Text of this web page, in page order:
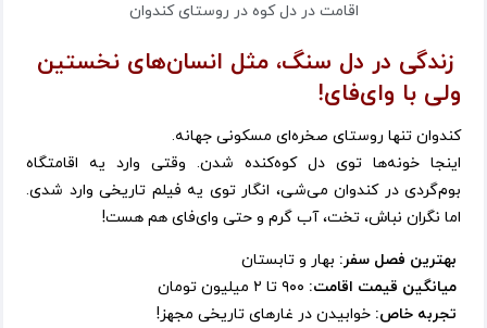
اقامت در دل کوه در روستای کندوان
زندگی در دل سنگ، مثل انسان‌های نخستین
ولی با وای‌فای!
کندوان تنها روستای صخره‌ای مسکونی جهانه.
اینجا خونه‌ها توی دل کوه‌کنده شدن. وقتی وارد یه اقامتگاه
بوم‌گردی در کندوان می‌شی، انگار توی یه فیلم تاریخی وارد شدی.
اما نگران نباش، تخت، آب گرم و حتی وای‌فای هم هست!
بهترین فصل سفر: بهار و تابستان
میانگین قیمت اقامت:
تجربه خاص: خوابیدن در غارهای تاریخی مجهز!